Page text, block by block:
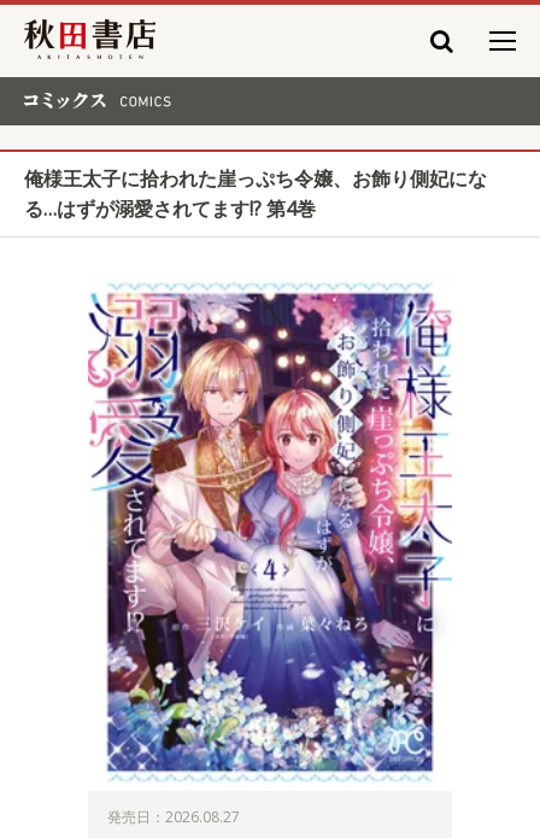
秋田書店
俺様王太子に拾われた崖っぷち令嬢、お飾り側妃にな
る…はずが溺愛されてます!? 第4巻
発売日：2026.08.27